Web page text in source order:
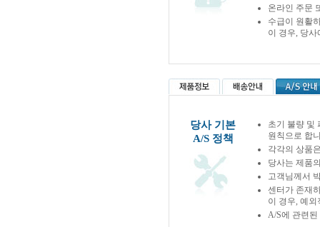
온라인 주문
수급이 원활
이 경우, 당
당사 기본
A/S 정책
초기 불량 및
원칙으로 합
각각의 상품
당사는 제품
고객님께서
센터가 존재
이 경우, 예
A/S에 관련